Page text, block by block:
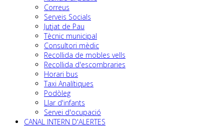
Correus
Serveis Socials
Jutjat de Pau
Tècnic municipal
Consultori mèdic
Recollida de mobles vells
Recollida d'escombraries
Horari bus
Taxi Analítiques
Podòleg
Llar d'infants
Servei d'ocupació
CANAL INTERN D'ALERTES